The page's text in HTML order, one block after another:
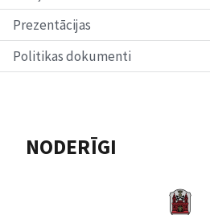
Prezentācijas
Politikas dokumenti
NODERĪGI